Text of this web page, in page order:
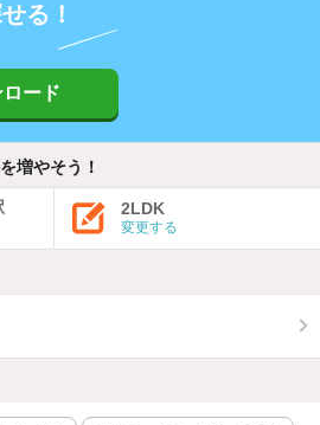
る！
ード
増やそう！
2LDK
変更する